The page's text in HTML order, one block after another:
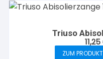
Triuso
11,25
ZUM